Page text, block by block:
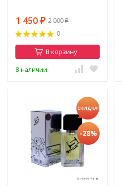
1 450 ₽ 2 000₽
0
В корзину
В наличии
СКИДКА!
-28%